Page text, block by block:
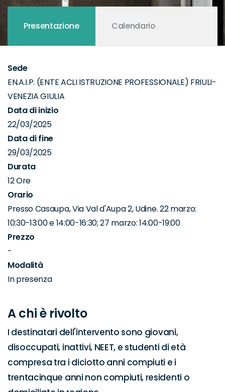
Presentazione Calendario
Sede
EN.A.I.P. (ENTE ACLI ISTRUZIONE PROFESSIONALE) FRIULI-
VENEZIA GIULIA
Data di inizio
22/03/2025
Data di fine
29/03/2025
Durata
12 Ore
Orario
Presso Casaupa, Via Val d'Aupa 2, Udine. 22 marzo:
10:30-13:00 e 14:00-16:30; 27 marzo: 14:00-19:00
Prezzo
-
Modalità
In presenza
A chi è rivolto
I destinatari dell'intervento sono giovani,
disoccupati, inattivi, NEET, e studenti di età
compresa tra i diciotto anni compiuti e i
trentacinque anni non compiuti, residenti o